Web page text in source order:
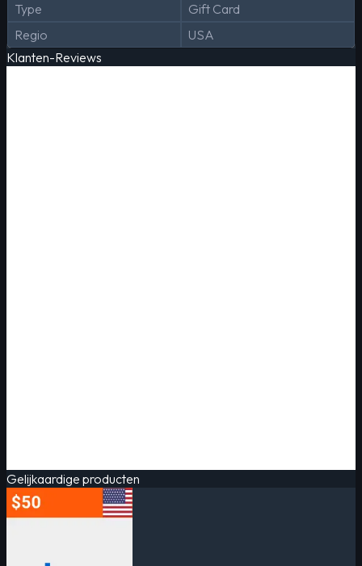
Type
Gift Card
Regio
USA
Klanten-Reviews
Gelijkaardige producten